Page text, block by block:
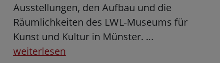
Ausstellungen, den Aufbau und die
Räumlichkeiten des LWL-Museums für
Kunst und Kultur in Münster. …
weiterlesen